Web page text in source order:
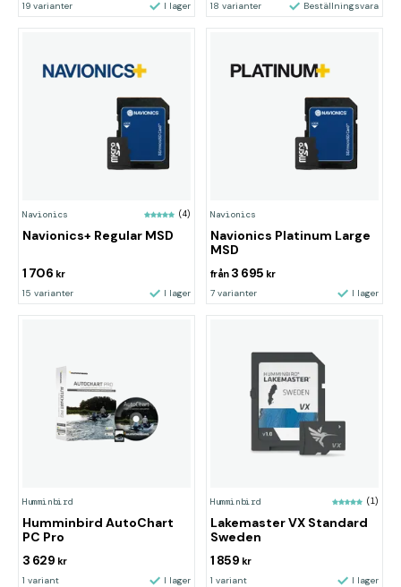
19 varianter I lager 18 varianter Beställningsvara
Navionics (4)
Navionics+ Regular MSD
1 706 kr
15 varianter I lager
Navionics
Navionics Platinum Large
MSD
från 3 695 kr
7 varianter I lager
Humminbird
Humminbird AutoChart
PC Pro
3 629 kr
1 variant I lager
Humminbird (1)
Lakemaster VX Standard
Sweden
1 859 kr
1 variant I lager